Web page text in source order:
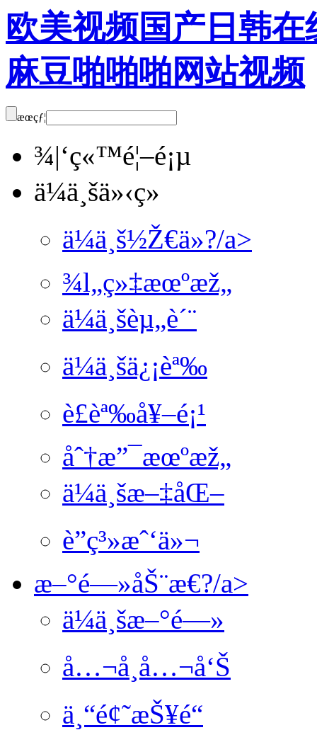
欧美视频国产日韩
麻豆啪啪啪网站视频
æœçƒ¦
¾|‘ç«™é¦–é¡µ
ä¼ä¸šä»‹ç»
ä¼ä¸š½Ž€ä»?/a>
¾l„ç»‡æœºæž„
ä¼ä¸šèµ„è´¨
ä¼ä¸šä¿¡èª‰
è£èª‰å¥–é¡¹
åˆ†æ”¯æœºæž„
ä¼ä¸šæ–‡åŒ–
è”ç³»æˆ‘ä»¬
æ–°é—»åŠ¨æ€?/a>
ä¼ä¸šæ–°é—»
å…¬å¸å…¬å‘Š
ä¸“é¢˜æŠ¥é“